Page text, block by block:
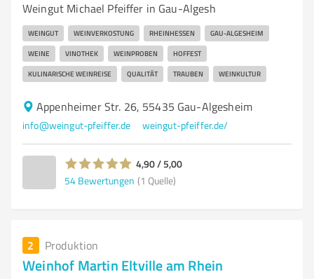
Weingut Michael Pfeiffer in Gau-Algesh
WEINGUT WEINVERKOSTUNG RHEINHESSEN GAU-ALGESHEIM
WEINE VINOTHEK WEINPROBEN HOFFEST
KULINARISCHE WEINREISE QUALITÄT TRAUBEN WEINKULTUR
Appenheimer Str. 26, 55435 Gau-Algesheim
info@weingut-pfeiffer.de weingut-pfeiffer.de/
4,90 / 5,00
54 Bewertungen (1 Quelle)
2 Produktion
Weinhof Martin Eltville am Rhein